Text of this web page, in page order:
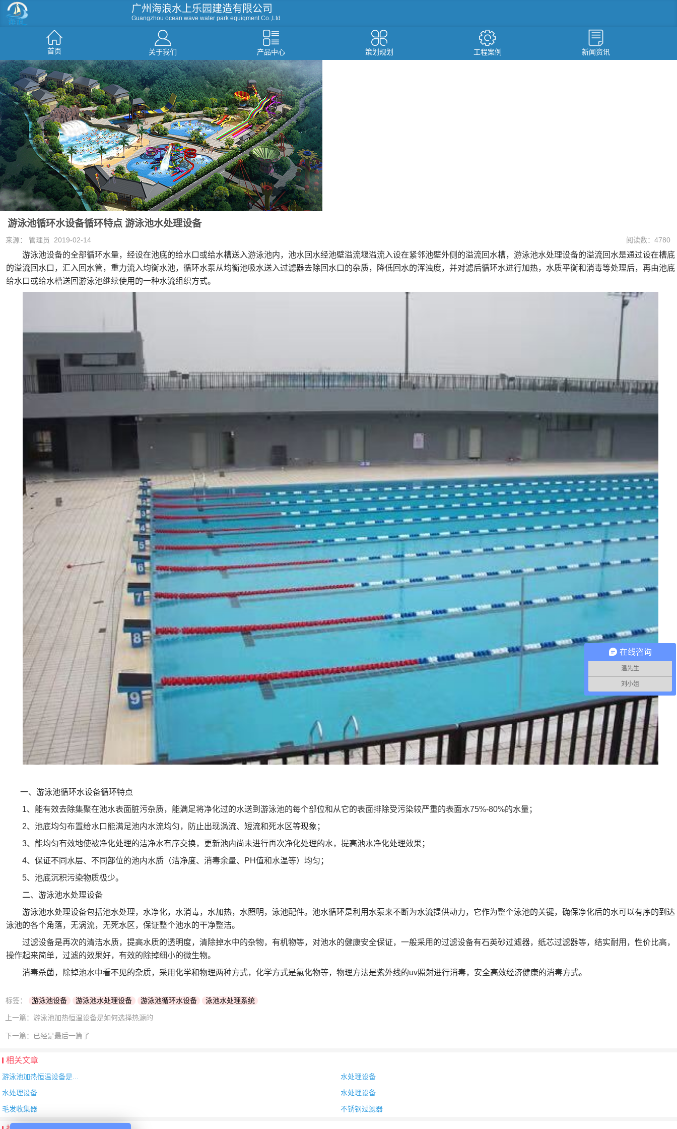
广州海浪水上乐园建造有限公司
Guangzhou ocean wave water park equiqment Co.,Ltd
首页 关于我们 产品中心 策划规划 工程案例 新闻资讯
滑梯系列 人工造浪 戏水小品 水屋水寨 环流河设备 温泉水疗设备 游泳池设备
游泳池循环水设备循环特点 游泳池水处理设备
来源： 管理员 2019-02-14 阅读数：4780
游泳池设备的全部循环水量，经设在池底的给水口或给水槽送入游泳池内，池水回水经池壁溢流堰溢流入设在紧邻池壁外侧的溢流回水槽，游泳池水处理设备的溢流回水是通过设在槽底
的溢流回水口，汇入回水管，重力流入均衡水池，循环水泵从均衡池吸水送入过滤器去除回水口的杂质，降低回水的浑浊度，并对滤后循环水进行加热，水质平衡和消毒等处理后，再由池底
给水口或给水槽送回游泳池继续使用的一种水流组织方式。
一、游泳池循环水设备循环特点
1、能有效去除集聚在池水表面脏污杂质，能满足将净化过的水送到游泳池的每个部位和从它的表面排除受污染较严重的表面水75%-80%的水量；
2、池底均匀布置给水口能满足池内水流均匀，防止出现涡流、短流和死水区等现象；
3、能均匀有效地使被净化处理的洁净水有序交换，更新池内尚未进行再次净化处理的水，提高池水净化处理效果；
4、保证不同水层、不同部位的池内水质（洁净度、消毒余量、PH值和水温等）均匀；
5、池底沉积污染物质极少。
二、游泳池水处理设备
游泳池水处理设备包括池水处理，水净化，水消毒，水加热，水照明，泳池配件。池水循环是利用水泵来不断为水流提供动力，它作为整个泳池的关键，确保净化后的水可以有序的到达
泳池的各个角落，无涡流，无死水区，保证整个池水的干净整洁。
过滤设备是再次的清洁水质，提高水质的透明度，清除掉水中的杂物，有机物等，对池水的健康安全保证，一般采用的过滤设备有石英砂过滤器，纸芯过滤器等，结实耐用，性价比高，
操作起来简单，过滤的效果好，有效的除掉细小的微生物。
消毒杀菌，除掉池水中看不见的杂质，采用化学和物理两种方式，化学方式是氯化物等，物理方法是紫外线的uv照射进行消毒，安全高效经济健康的消毒方式。
标签： 游泳池设备 游泳池水处理设备 游泳池循环水设备 泳池水处理系统
上一篇： 游泳池加热恒温设备是如何选择热源的
下一篇： 已经是最后一篇了
相关文章
游泳池加热恒温设备是...
水处理设备
水处理设备
水处理设备
毛发收集器
不锈钢过滤器
在线咨询
温先生
刘小姐